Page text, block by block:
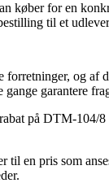
køber for en
til et
og
garantere
på DTM-104/
til en pris som